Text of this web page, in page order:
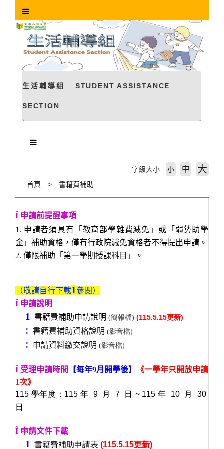
生活輔導組 STUDENT ASSISTANCE
SECTION
首頁 書籍費補助
字級大小 小 中 大
Î 申請前提醒事項
1. 申請者須具有「教育部學雜費減免」或「弱勢助學
金」補助資格，僅有行政院減免資格者不得提出申請。
2. 僅限補助「第一學期授課科目」。
（敬請自行下載1參閱）
Î 申請說明
1 書籍費補助申請說明 (簡報檔) (115.5.15更新)
: 書籍費補助資格說明 (影音檔)
: 申請資料繳交說明 (影音檔)
Î 受理申請時間 【每年9月開學後】
《一學年只開放申請
1次》
115 學年度：115 年 9 月 7 日 ~ 115 年 10 月 30
日
Î 申請文件下載
1 書籍費補助申請表 (115.5.15更新)